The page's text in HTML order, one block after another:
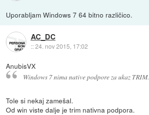
Uporabljam Windows 7 64 bitno različico.
AC_DC
::24. nov 2015, 17:02
AnubisVX
Windows 7 nima native podpore za ukaz TRIM.
Tole si nekaj zamešal.
Od win viste dalje je trim nativna podpora.